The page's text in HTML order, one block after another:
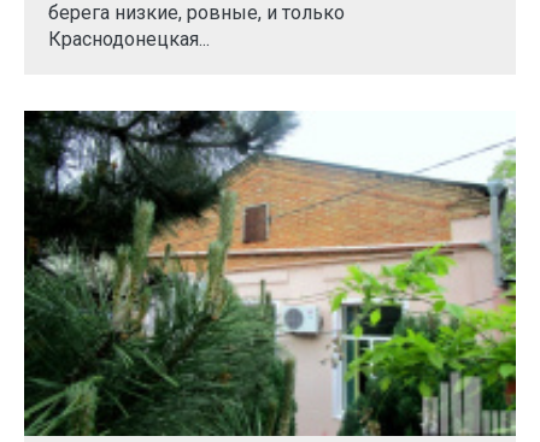
берега низкие, ровные, и только
Краснодонецкая...